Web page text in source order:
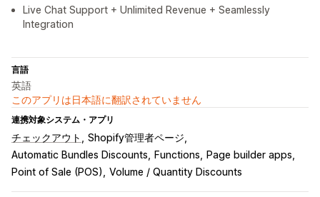
Live Chat Support + Unlimited Revenue + Seamlessly
Integration
言語
英語
このアプリは日本語に翻訳されていません
連携対象システム・アプリ
チェックアウト
Shopify管理者ページ
Automatic Bundles Discounts Functions Page builder apps
Point of Sale (POS)
Volume / Quantity Discounts